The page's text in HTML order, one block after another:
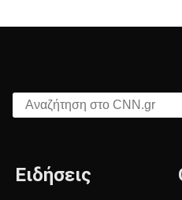
Αναζήτηση στο CNN.gr
Ειδήσεις